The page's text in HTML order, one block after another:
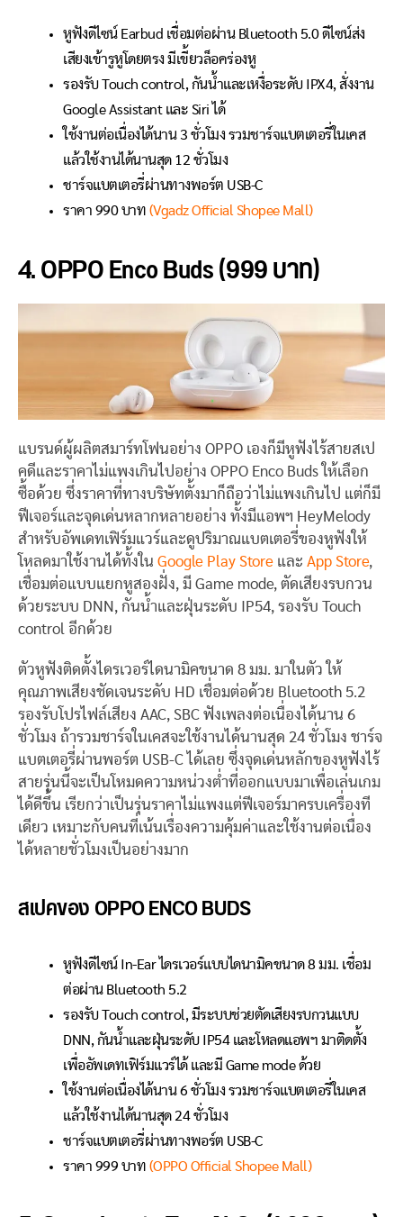
หูฟังดีไซน์ Earbud เชื่อมต่อผ่าน Bluetooth 5.0 ดีไซน์ส่ง
เสียงเข้ารูหูโดยตรง มีเขี้ยวล็อคร่องหู
รองรับ Touch control, กันน้ำและเหงื่อระดับ IPX4, สั่งงาน
Google Assistant และ Siri ได้
ใช้งานต่อเนื่องได้นาน 3 ชั่วโมง รวมชาร์จแบตเตอรี่ในเคส
แล้วใช้งานได้นานสุด 12 ชั่วโมง
ชาร์จแบตเตอรี่ผ่านทางพอร์ต USB-C
ราคา 990 บาท (Vgadz Official Shopee Mall)
4. OPPO Enco Buds (999 บาท)
แบรนด์ผู้ผลิตสมาร์ทโฟนอย่าง OPPO เองก็มีหูฟังไร้สายสเป
คดีและราคาไม่แพงเกินไปอย่าง OPPO Enco Buds ให้เลือก
ซื้อด้วย ซึ่งราคาที่ทางบริษัทตั้งมาก็ถือว่าไม่แพงเกินไป แต่ก็มี
ฟีเจอร์และจุดเด่นหลากหลายอย่าง ทั้งมีแอพฯ HeyMelody
สำหรับอัพเดทเฟิร์มแวร์และดูปริมาณแบตเตอรี่ของหูฟังให้
โหลดมาใช้งานได้ทั้งใน Google Play Store และ App Store,
เชื่อมต่อแบบแยกหูสองฝั่ง, มี Game mode, ตัดเสียงรบกวน
ด้วยระบบ DNN, กันน้ำและฝุ่นระดับ IP54, รองรับ Touch
control อีกด้วย
ตัวหูฟังติดตั้งไดรเวอร์ไดนามิคขนาด 8 มม. มาในตัว ให้
คุณภาพเสียงชัดเจนระดับ HD เชื่อมต่อด้วย Bluetooth 5.2
รองรับโปรไฟล์เสียง AAC, SBC ฟังเพลงต่อเนื่องได้นาน 6
ชั่วโมง ถ้ารวมชาร์จในเคสจะใช้งานได้นานสุด 24 ชั่วโมง ชาร์จ
แบตเตอรี่ผ่านพอร์ต USB-C ได้เลย ซึ่งจุดเด่นหลักของหูฟังไร้
สายรุ่นนี้จะเป็นโหมดความหน่วงต่ำที่ออกแบบมาเพื่อเล่นเกม
ได้ดีขึ้น เรียกว่าเป็นรุ่นราคาไม่แพงแต่ฟีเจอร์มาครบเครื่องที
เดียว เหมาะกับคนที่เน้นเรื่องความคุ้มค่าและใช้งานต่อเนื่อง
ได้หลายชั่วโมงเป็นอย่างมาก
สเปคของ OPPO ENCO BUDS
หูฟังดีไซน์ In-Ear ไดรเวอร์แบบไดนามิคขนาด 8 มม. เชื่อม
ต่อผ่าน Bluetooth 5.2
รองรับ Touch control, มีระบบช่วยตัดเสียงรบกวนแบบ
DNN, กันน้ำและฝุ่นระดับ IP54 และโหลดแอพฯ มาติดตั้ง
เพื่ออัพเดทเฟิร์มแวร์ได้ และมี Game mode ด้วย
ใช้งานต่อเนื่องได้นาน 6 ชั่วโมง รวมชาร์จแบตเตอรี่ในเคส
แล้วใช้งานได้นานสุด 24 ชั่วโมง
ชาร์จแบตเตอรี่ผ่านทางพอร์ต USB-C
ราคา 999 บาท (OPPO Official Shopee Mall)